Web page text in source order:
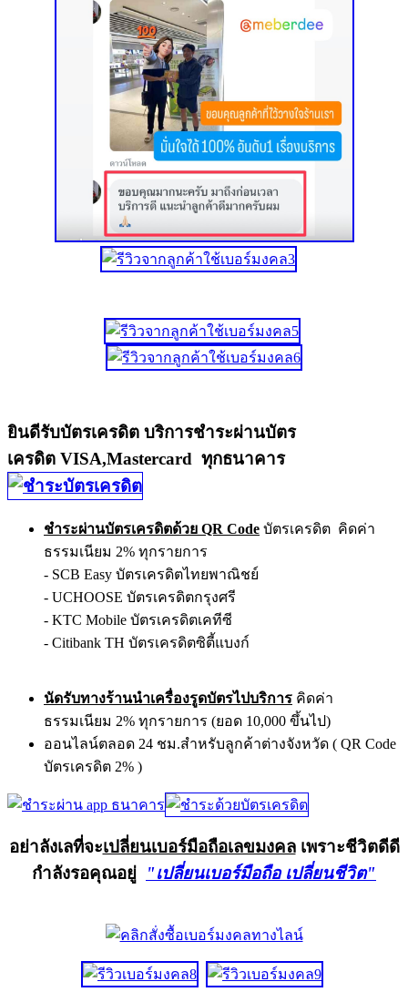
ยินดีรับบัตรเครดิต บริการชำระผ่านบัตร
เครดิต VISA,Mastercard ทุกธนาคาร
ชำระผ่านบัตรเครดิตด้วย QR Code บัตรเครดิต คิดค่า
ธรรมเนียม 2% ทุกรายการ
- SCB Easy บัตรเครดิตไทยพาณิชย์
- UCHOOSE บัตรเครดิตกรุงศรี
- KTC Mobile บัตรเครดิตเคทีซี
- Citibank TH บัตรเครดิตซิตี้แบงก์
นัดรับทางร้านนำเครื่องรูดบัตรไปบริการ คิดค่า
ธรรมเนียม 2% ทุกรายการ (ยอด 10,000 ขึ้นไป)
ออนไลน์ตลอด 24 ชม.สำหรับลูกค้าต่างจังหวัด ( QR Code
บัตรเครดิต 2% )
อย่าลังเลที่จะเปลี่ยนเบอร์มือถือเลขมงคลเพราะชีวิตดีดี
กำลังรอคุณอยู่
"เปลี่ยนเบอร์มือถือ เปลี่ยนชีวิต"